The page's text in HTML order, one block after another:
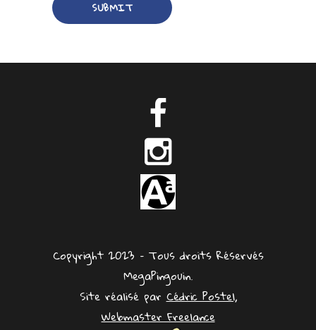
Copyright 2023 – Tous droits Réservés
MegaPingouin.
Site réalisé parCédric Postel,
Webmaster Freelance